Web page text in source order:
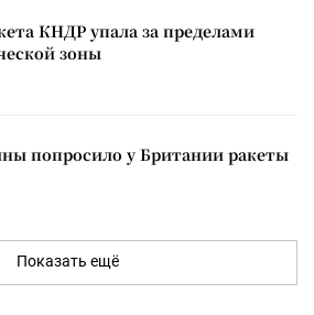
КНДР упала за пределами
зоны
попросило у Британии ракеты
Показать ещё